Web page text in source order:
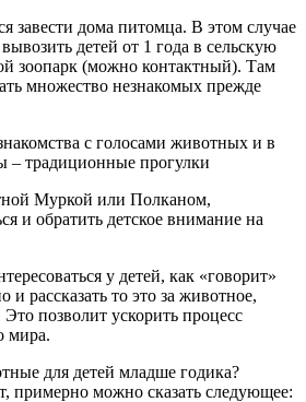
завести дома питомца. В этом случае
детей от 1 года в сельскую
зоопарк (можно контактный). Там
множество незнакомых прежде
с голосами животных и в
– традиционные прогулки
Муркой или Полканом,
и обратить детское внимание на
у детей, как «говорит»
рассказать то это за животное,
Это позволит ускорить процесс
мира.
для детей младше годика?
примерно можно сказать следующее: